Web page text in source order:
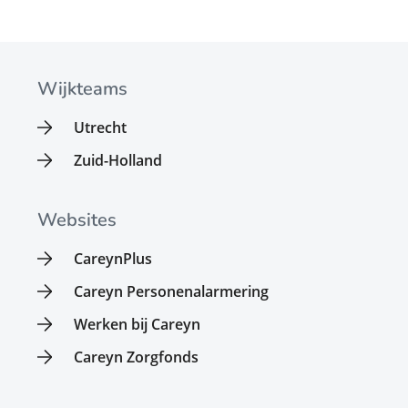
Wijkteams
Utrecht
Zuid-Holland
Websites
CareynPlus
Careyn Personenalarmering
Werken bij Careyn
Careyn Zorgfonds